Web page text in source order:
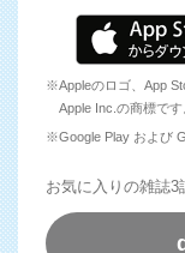
※Appleのロゴ、App
Apple Inc.の商標で
※Google Play および
お気に入りの雑誌3